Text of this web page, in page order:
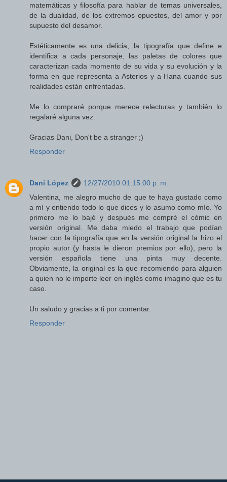
matemáticas y filosofía para hablar de temas universales,
de la dualidad, de los extremos opuestos, del amor y por
supuesto del desamor.
Estéticamente es una delicia, la tipografía que define e
identifica a cada personaje, las paletas de colores que
caracterizan cada momento de su vida y su evolución y la
forma en que representa a Asterios y a Hana cuando sus
realidades están enfrentadas.
Me lo compraré porque merece relecturas y también lo
regalaré alguna vez.
Gracias Dani, Don't be a stranger ;)
Responder
Dani López
12/27/2010 01:15:00 p. m.
Valentina, me alegro mucho de que te haya gustado como
a mí y entiendo todo lo que dices y lo asumo como mío. Yo
primero me lo bajé y después me compré el cómic en
versión original. Me daba miedo el trabajo que podían
hacer con la tipografía que en la versión original la hizo el
propio autor (y hasta le dieron premios por ello), pero la
versión española tiene una pinta muy decente.
Obviamente, la original es la que recomiendo para alguien
a quien no le importe leer en inglés como imagino que es tu
caso.
Un saludo y gracias a ti por comentar.
Responder